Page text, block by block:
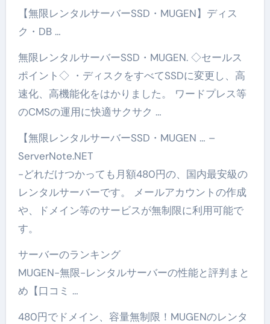
【無限レンタルサーバーSSD・MUGEN】ディス
ク・DB …
無限レンタルサーバーSSD・MUGEN. ◇セールス
ポイント◇ ・ディスクをすべてSSDに変更し、高
速化、高機能化をはかりました。 ワードプレス等
のCMSの運用に快適サクサク …
【無限レンタルサーバーSSD・MUGEN … –
ServerNote.NET
-どれだけつかっても月額480円の、国内最安級の
レンタルサーバーです。 メールアカウントの作成
や、ドメイン等のサービスが無制限に利用可能で
す。
サーバーのランキング
MUGEN-無限-レンタルサーバーの性能と評判まと
め【口コミ …
480円でドメイン、容量無制限！MUGENのレンタ